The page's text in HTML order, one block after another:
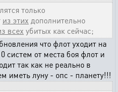
только
из этих дополнительно
всех убитых как сейчас;
что флот уходит на
систем от места боя флот и
так как не реально в
иметь луну - опс - планету!!!